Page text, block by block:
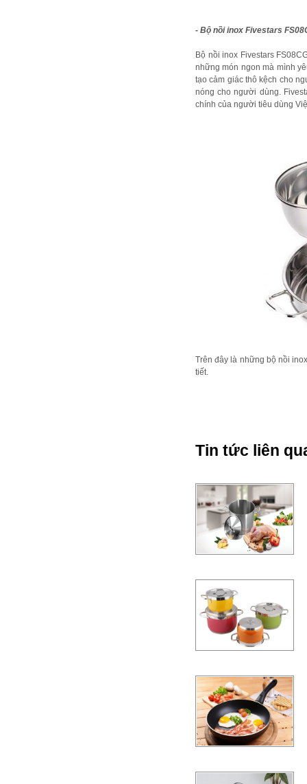
- Bộ nồi inox Fivestars
Bộ nồi inox Fivestars
những món ngon mà mình
tạo cảm giác thô kệch cho
nóng cho người dùng.
chính của người tiêu dùng
Trên đây là những bộ nồi
tiết.
Tin tức liên